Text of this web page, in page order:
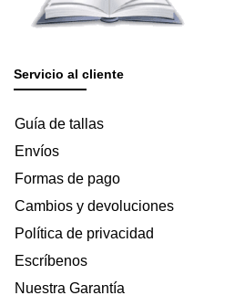
Servicio al cliente
Guía de tallas
Envíos
Formas de pago
Cambios y devoluciones
Política de privacidad
Escríbenos
Nuestra Garantía